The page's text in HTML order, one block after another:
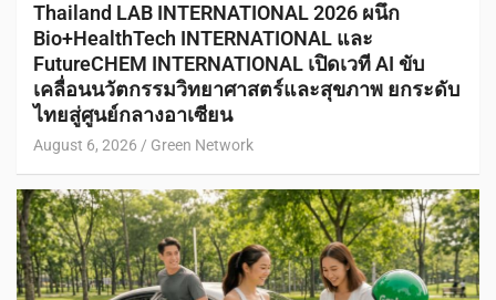
Thailand LAB INTERNATIONAL 2026 ผนึก
Bio+HealthTech INTERNATIONAL และ
FutureCHEM INTERNATIONAL เปิดเวที AI ขับ
เคลื่อนนวัตกรรมวิทยาศาสตร์และสุขภาพ ยกระดับ
ไทยสู่ศูนย์กลางอาเซียน
August 6, 2026 Green Network